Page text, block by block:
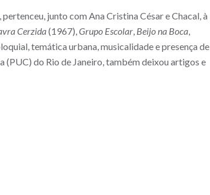
junto com Ana Cristina César e Chacal, à
Cerzida(1967),Grupo Escolar, Beijo na Boca,
temática urbana, musicalidade e presença de
do Rio de Janeiro, também deixou artigos e